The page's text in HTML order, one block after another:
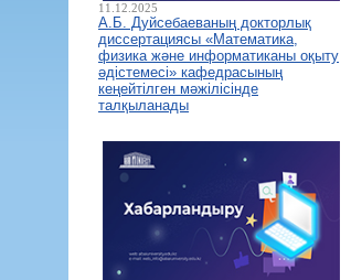
11.12.2025
А.Б. Дуйсебаеваның докторлық
диссертациясы «Математика,
физика және информатиканы оқыту
әдістемесі» кафедрасының
кеңейтілген мәжілісінде
талқыланады